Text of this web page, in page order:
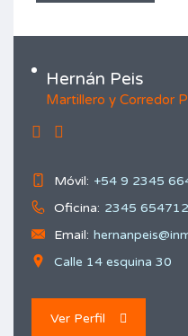
Hernán Peis
Martillero y Corredor
Móvil: +54 9 2345
Oficina: 2345 654712
Email:
Calle 14 esquina 30
Ver Perfil